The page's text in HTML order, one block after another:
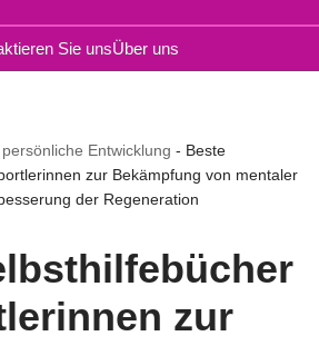
Sie unsÜber uns
Entwicklung - Beste
zur Bekämpfung von mentaler
der Regeneration
zur